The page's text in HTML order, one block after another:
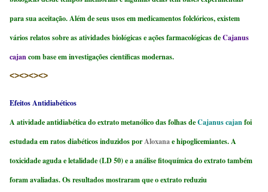
para sua aceitação. Além de seus usos em medicamentos folclóricos, existem
vários relatos sobre as atividades biológicas e ações farmacológicas deCajanus
cajancom base em investigações científicas modernas.
<><><><>
Efeitos Antidiabéticos
A atividade antidiabética do extrato metanólico das folhas deCajanus cajanfoi
estudada em ratos diabéticos induzidos porAloxanae hipoglicemiantes. A
toxicidade aguda e letalidade (LD 50) e a análise fitoquímica do extrato também
foram avaliadas. Os resultados mostraram que o extrato reduziu